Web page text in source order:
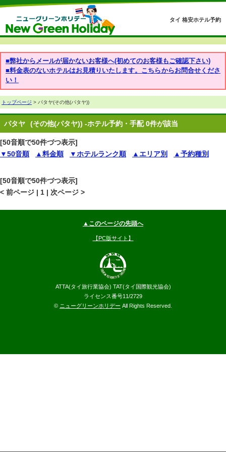
タイ 格安ホテル予約
■弊社からメールが届かないお客様へ(初めてのお客様もご確認下さい)
■料金表のないホテルはお見積りいたします。こちらからお問合せくださ
い！
トップページ > パタヤ(その他(パタヤ))
パタヤ (その他(パタヤ)) -ホテル予約・手配 0件が該当
[50音順で50件づつ表示]
▼50音順
▲料金順 ▼ホテルランク順 ▲エリア別 ▲予約種別
[50音順で50件づつ表示]
< 前ページ | 1 | 次ページ >
▲このページの先頭へ
【PC版サイト】
ATTA(タイ旅行業協会) TAT(タイ国際観光協会)
ライセンス番号11/2729
© ニューグリーンホリデー All Rights Reserved.